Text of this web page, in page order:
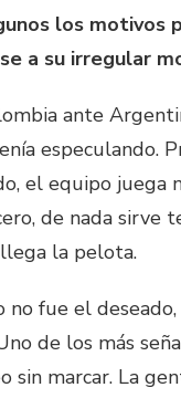
los motivos
a su irregular
ante
especulando.
el equipo juega
de nada sirve
la pelota.
fue el deseado,
de los más
sin marcar. La